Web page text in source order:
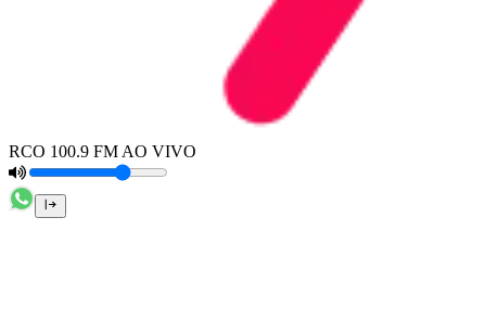
RCO 100.9 FM AO VIVO